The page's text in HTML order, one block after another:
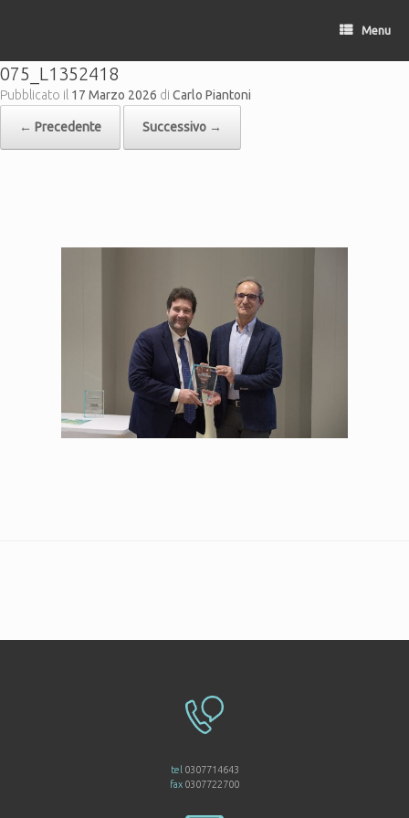
Menu
075_L1352418
Pubblicato il 17 Marzo 2026 di Carlo Piantoni
← Precedente Successivo →
tel 0307714643
fax 0307722700